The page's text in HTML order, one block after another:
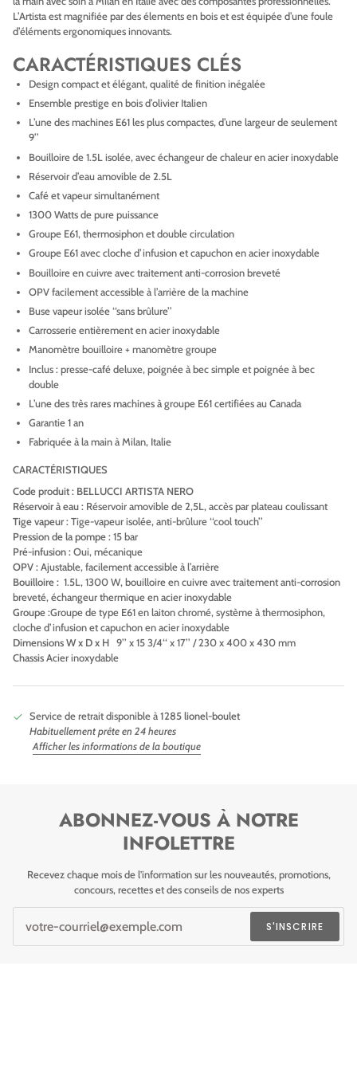
L’Artista est magnifiée par des élements en bois et est équipée d’une foule
d’éléments ergonomiques innovants.
CARACTÉRISTIQUES CLÉS
Design compact et élégant, qualité de finition inégalée
Ensemble prestige en bois d’olivier Italien
L’une des machines E61 les plus compactes, d’une largeur de seulement
9’’
Bouilloire de 1.5L isolée, avec échangeur de chaleur en acier inoxydable
Réservoir d’eau amovible de 2.5L
Café et vapeur simultanément
1300 Watts de pure puissance
Groupe E61, thermosiphon et double circulation
Groupe E61 avec cloche d’infusion et capuchon en acier inoxydable
Bouilloire en cuivre avec traitement anti-corrosion breveté
OPV facilement accessible à l’arrière de la machine
Buse vapeur isolée ‘‘sans brûlure’’
Carrosserie entièrement en acier inoxydable
Manomètre bouilloire + manomètre groupe
Inclus : presse-café deluxe, poignée à bec simple et poignée à bec
double
L’une des très rares machines à groupe E61 certifiées au Canada
Garantie 1 an
Fabriquée à la main à Milan, Italie
CARACTÉRISTIQUES
Code produit : BELLUCCI ARTISTA NERO
Réservoir à eau : Réservoir amovible de 2,5L, accès par plateau coulissant
Tige vapeur :Tige-vapeur isolée, anti-brûlure ‘‘cool touch’’
Pression de la pompe :15 bar
Pré-infusion :Oui, mécanique
OPV :Ajustable, facilement accessible à l’arrière
Bouilloire: 1.5L, 1300 W, bouilloire en cuivre avec traitement anti-corrosion
breveté, échangeur thermique en acier inoxydable
Groupe :Groupe de type E61 en laiton chromé, système à thermosiphon,
cloche d’infusion et capuchon en acier inoxydable
Dimensions W x D x H 9’’ x 15 3/4‘‘ x 17’’ / 230 x 400 x 430 mm
ChassisAcier inoxydable
Service de retrait disponible à1285 lionel-boulet
Habituellement prête en 24 heures
Afficher les informations de la boutique
ABONNEZ-VOUS À NOTRE
INFOLETTRE
Recevez chaque mois de l'information sur les nouveautés, promotions,
concours, recettes et des conseils de nos experts
S'INSCRIRE